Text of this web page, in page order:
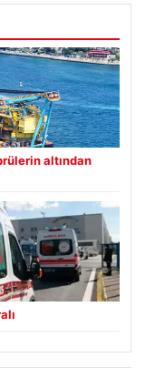
altından